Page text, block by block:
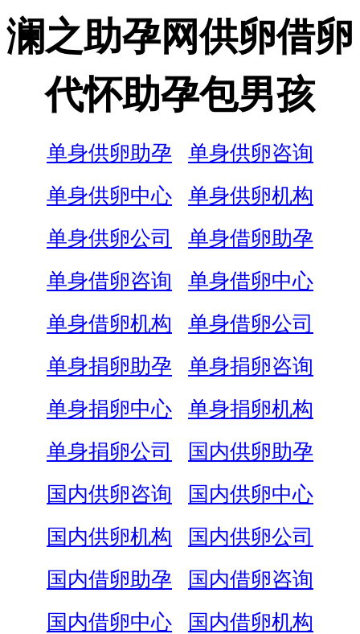
澜之助孕网供卵借卵
代怀助孕包男孩
单身供卵助孕
单身供卵咨询
单身供卵中心
单身供卵机构
单身供卵公司
单身借卵助孕
单身借卵咨询
单身借卵中心
单身借卵机构
单身借卵公司
单身捐卵助孕
单身捐卵咨询
单身捐卵中心
单身捐卵机构
单身捐卵公司
国内供卵助孕
国内供卵咨询
国内供卵中心
国内供卵机构
国内供卵公司
国内借卵助孕
国内借卵咨询
国内借卵中心
国内借卵机构